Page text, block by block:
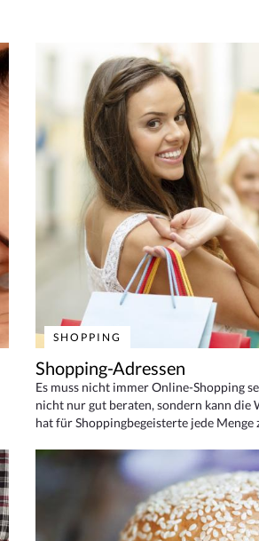
SHOPPING
Shopping-Adressen
Es muss nicht immer Online-Shopping
nicht nur gut beraten, sondern kann die
hat für Shoppingbegeisterte jede Menge